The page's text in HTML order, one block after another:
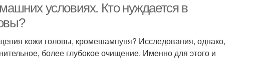
условиях. Кто нуждается в
кожи головы, кромешампуня? Исследования, однако,
более глубокое очищение. Именно для этого и